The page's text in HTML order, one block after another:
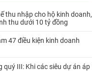
thu nhập cho hộ kinh doanh,
thu dưới 10 tỷ đồng
47 điều kiện kinh doanh
quý III: Khi các siêu dự án áp